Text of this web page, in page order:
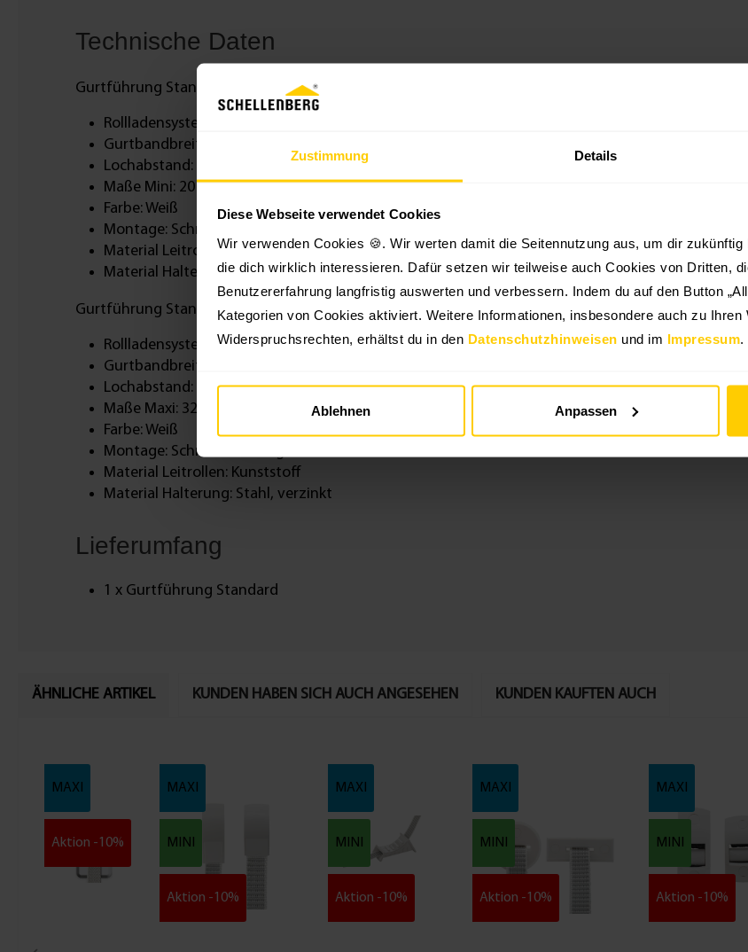
Zustimmung Details
Diese Webseite verwendet Cookies
Wir verwenden Cookies 🍪. Wir werten damit die Seitennutzung aus, um dir
die dich wirklich interessieren. Dafür setzen wir teilweise auch Cookies von Dritten,
Benutzererfahrung langfristig auswerten und verbessern. Indem du auf den Button
Kategorien von Cookies aktiviert. Weitere Informationen, insbesondere auch zu Ihren
Widerspruchsrechten, erhältst du in den Datenschutzhinweisen und im Impressum.
Ablehnen Anpassen
Technische Daten
Gurtführung Standard Mini mit Leitrollen:
Rollladensystem: Mini
Gurtbandbreite Mini: 14 mm
Lochabstand: 40 mm
Maße Mini: 20 x 55 x 13 mm
Farbe: Weiß
Montage: Schraub-Montage
Material Leitrollen: Kunststoff
Material Halterung: Stahl, verzinkt
Gurtführung Standard Maxi mit Leitrollen:
Rollladensystem: Maxi
Gurtbandbreite Maxi: 18-23 mm
Lochabstand: 45 mm
Maße Maxi: 32 x 59 x 15 mm
Farbe: Weiß
Montage: Schraub-Montage
Material Leitrollen: Kunststoff
Material Halterung: Stahl, verzinkt
Lieferumfang
1 x Gurtführung Standard
ÄHNLICHE ARTIKEL KUNDEN HABEN SICH AUCH ANGESEHEN KUNDEN KAUFTEN AUCH
MAXI
Aktion -10%
MAXI
MINI
Aktion -10%
MAXI
MINI
Aktion -10%
MAXI
MINI
Aktion -10%
MAXI
MINI
Aktion -10%